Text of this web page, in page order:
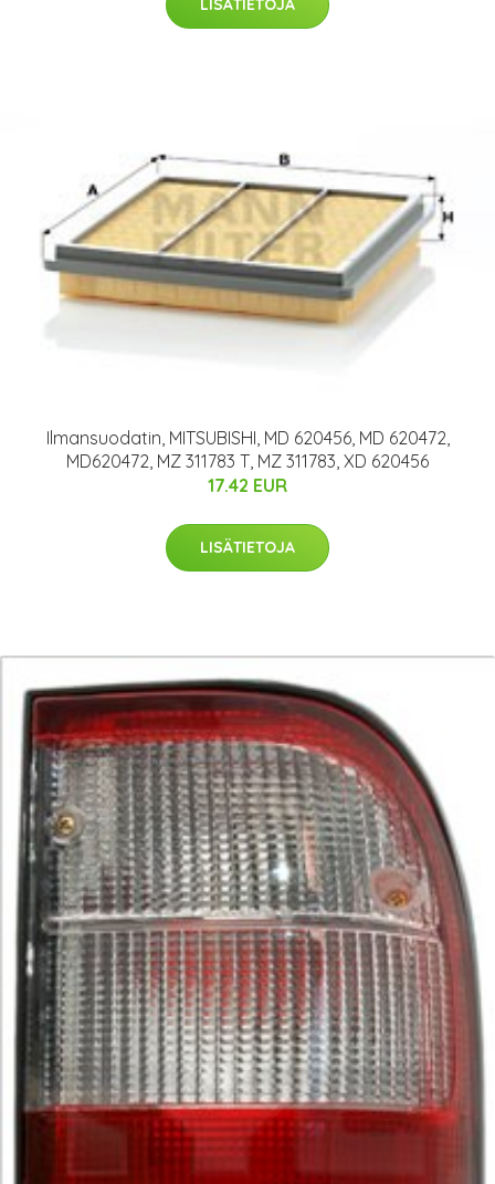
LISÄTIETOJA
Ilmansuodatin, MITSUBISHI, MD 620456, MD 620472,
MD620472, MZ 311783 T, MZ 311783, XD 620456
17.42 EUR
LISÄTIETOJA